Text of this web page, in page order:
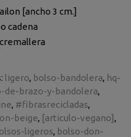
[ancho 3 cm.]
cadena
ligero bolso-bandolera hq-
de-brazo-y-bandolera
#fibrasrecicladas
beige [articulo-vegano]
ligeros bolso-don-